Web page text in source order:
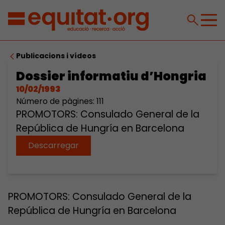
Publicacions i vídeos
Dossier informatiu d’Hongria
10/02/1993
Número de pàgines: 111
PROMOTORS: Consulado General de la
República de Hungría en Barcelona
Descarregar
PROMOTORS: Consulado General de la
República de Hungría en Barcelona